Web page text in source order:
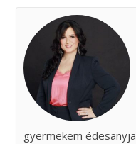
gyermekem